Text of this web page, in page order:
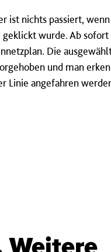
ist nichts passiert,
geklickt wurde. Ab
Die
und man
Linie angefahren